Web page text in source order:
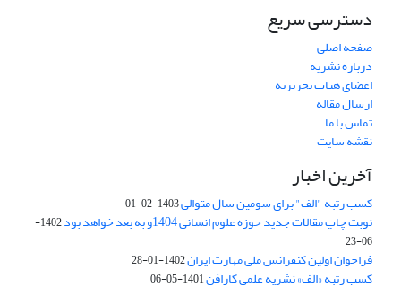
دسترسی سریع
صفحه اصلی
درباره نشریه
اعضای هیات تحریریه
ارسال مقاله
تماس با ما
نقشه سایت
آخرین اخبار
کسب رتبه "الف" برای سومین سال متوالی1403-02-01
نوبت چاپ مقالات جدید حوزه علوم انسانی 1404و به بعد خواهد بود
1402-
06-23
فراخوان اولین کنفرانس ملی مهارت ایران1402-01-28
کسب رتبه «الف» نشریه علمی کارافن1401-05-06